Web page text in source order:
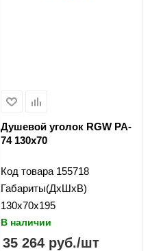
Душевой уголок RGW PA-
74 130x70
Код товара 155718
Габариты(ДхШхВ)
130x70x195
В наличии
35 264руб./шт